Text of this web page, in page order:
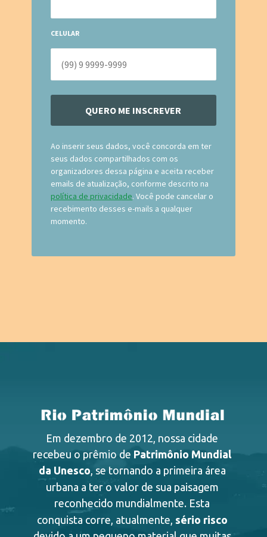
CELULAR
QUERO ME INSCREVER
Ao inserir seus dados, você concorda em ter
seus dados compartilhados com os
organizadores dessa página e aceita receber
emails de atualização, conforme descrito na
política de privacidade. Você pode cancelar o
recebimento desses e-mails a qualquer
momento.
Em dezembro de 2012, nossa cidade
recebeu o prêmio de Patrimônio Mundial
da Unesco, se tornando a primeira área
urbana a ter o valor de sua paisagem
reconhecido mundialmente. Esta
conquista corre, atualmente, sério risco